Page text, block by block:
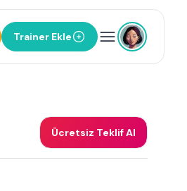
Trainer Ekle
Ücretsiz Teklif Al